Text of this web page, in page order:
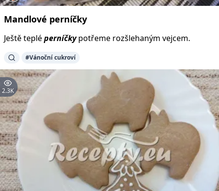
Mandlové perníčky
Ještě tepléperníčkypotřeme rozšlehaným vejcem.
#Vánoční cukroví
2.3K